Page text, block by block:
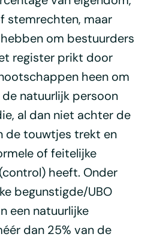
stemrechten, maar
om bestuurders
register prikt door
heen om
natuurlijk persoon
al dan niet achter de
de touwtjes trekt en
of feitelijke
heeft. Onder
begunstigde/UBO
een natuurlijke
dan 25% van de